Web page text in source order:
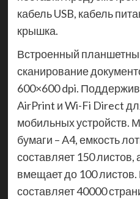
кабель USB, кабель
крышка.
Встроенный
сканирование
600×600 dpi.
AirPrint и Wi-Fi Direct
мобильных устройств.
бумаги – A4, емкость
составляет 150 листов,
вмещает до 100
составляет 40000